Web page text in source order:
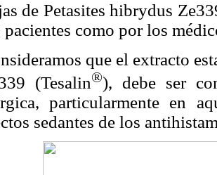
de Petasites hibrydus
pacientes como por los
que el extracto
(Tesalin®), debe ser
particularmente en
sedantes de los